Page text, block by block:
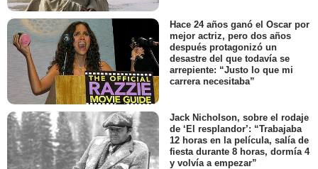
Hace 24 años ganó el Oscar por
mejor actriz, pero dos años
después protagonizó un
desastre del que todavía se
arrepiente: “Justo lo que mi
carrera necesitaba”
Jack Nicholson, sobre el rodaje
de ‘El resplandor’: “Trabajaba
12 horas en la película, salía de
fiesta durante 8 horas, dormía 4
y volvía a empezar”